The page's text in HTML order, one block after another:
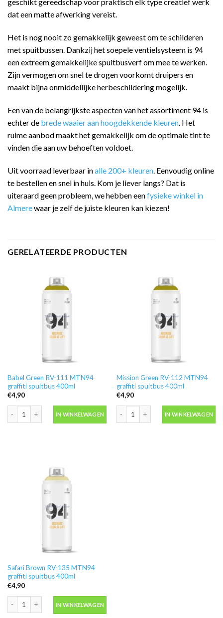
dat een matte afwerking vereist.
Het is nog nooit zo gemakkelijk geweest om te schilderen
met spuitbussen. Dankzij het soepele ventielsysteem is 94
een extreem gemakkelijke spuitbusverf om mee te werken.
Zijn vermogen om snel te drogen voorkomt druipers en
maakt bijna onmiddellijke herbeschildering mogelijk.
Een van de belangrijkste aspecten van het assortiment 94 is
echter de brede waaier aan hoogdekkende kleuren. Het
ruime aanbod maakt het gemakkelijk om de optimale tint te
vinden die aan uw behoeften voldoet.
Uit voorraad leverbaar inalle 200+ kleuren . Eenvoudig online
te bestellen en snel in huis. Kom je liever langs? Dat is
uiteraard geen probleem, we hebben eenfysieke winkel in
Almerewaar je zelf de juiste kleuren kan kiezen!
GERELATEERDE PRODUCTEN
Babel Green RV-111 MTN94
graffiti spuitbus 400ml
€4,90
IN WINKELWAGEN
Mission Green RV-112 MTN94
graffiti spuitbus 400ml
€4,90
IN WINKELWAGEN
Safari Brown RV-135 MTN94
graffiti spuitbus 400ml
€4,90
IN WINKELWAGEN